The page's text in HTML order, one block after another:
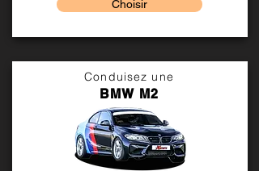
Choisir
Conduisez une
BMW M2